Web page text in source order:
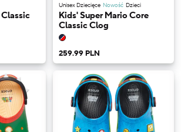
Unisex Dziecięce Nowość Dzieci
Kids' Super Mario Core
Classic Clog
259.99 PLN